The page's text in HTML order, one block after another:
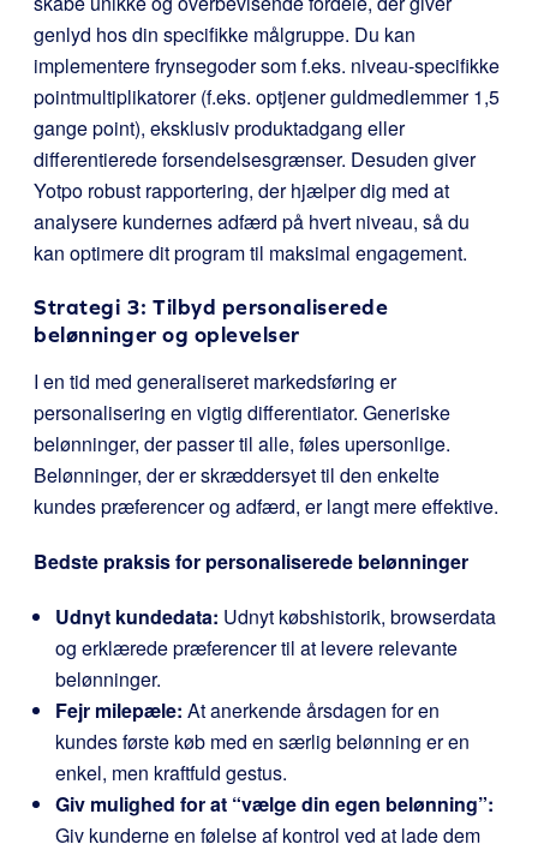
genlyd hos din specifikke målgruppe. Du kan
implementere frynsegoder som f.eks. niveau-specifikke
pointmultiplikatorer (f.eks. optjener guldmedlemmer 1,5
gange point), eksklusiv produktadgang eller
differentierede forsendelsesgrænser. Desuden giver
Yotpo robust rapportering, der hjælper dig med at
analysere kundernes adfærd på hvert niveau, så du
kan optimere dit program til maksimal engagement.
Strategi 3: Tilbyd personaliserede
belønninger og oplevelser
I en tid med generaliseret markedsføring er
personalisering en vigtig differentiator. Generiske
belønninger, der passer til alle, føles upersonlige.
Belønninger, der er skræddersyet til den enkelte
kundes præferencer og adfærd, er langt mere effektive.
Bedste praksis for personaliserede belønninger
Udnyt kundedata: Udnyt købshistorik, browserdata
og erklærede præferencer til at levere relevante
belønninger.
Fejr milepæle: At anerkende årsdagen for en
kundes første køb med en særlig belønning er en
enkel, men kraftfuld gestus.
Giv mulighed for at “vælge din egen belønning”:
Giv kunderne en følelse af kontrol ved at lade dem